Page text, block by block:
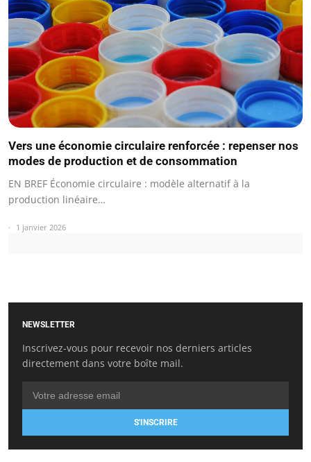
Vers une économie circulaire renforcée : repenser nos
modes de production et de consommation
EN BREF Économie circulaire : modèle alternatif à la
production linéaire…
1 janvier 2026
NEWSLETTER
Inscrivez-vous pour recevoir nos derniers articles
directement dans votre boîte mail.
S'INSCRIRE